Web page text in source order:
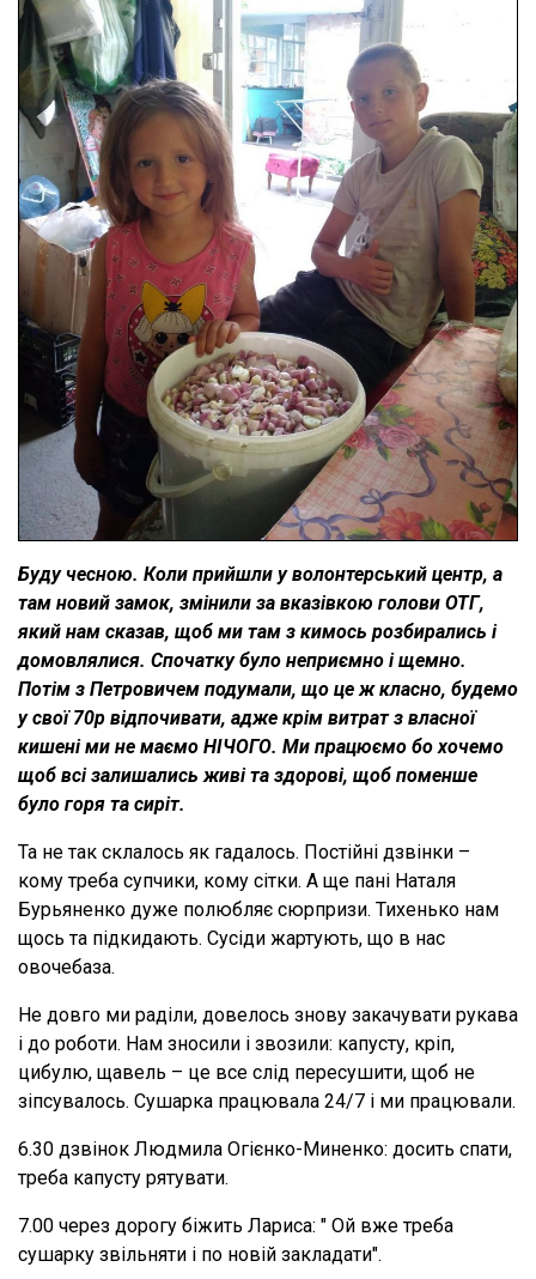
Буду чесною. Коли прийшли у волонтерський центр, а
там новий замок, змінили за вказівкою голови ОТГ,
який нам сказав, щоб ми там з кимось розбирались і
домовлялися. Спочатку було неприємно і щемно.
Потім з Петровичем подумали, що це ж класно, будемо
у свої 70р відпочивати, адже крім витрат з власної
кишені ми не маємо НІЧОГО. Ми працюємо бо хочемо
щоб всі залишались живі та здорові, щоб поменше
було горя та сиріт.
Та не так склалось як гадалось. Постійні дзвінки –
кому треба супчики, кому сітки. А ще пані Наталя
Бурьяненко дуже полюбляє сюрпризи. Тихенько нам
щось та підкидають. Сусіди жартують, що в нас
овочебаза.
Не довго ми раділи, довелось знову закачувати рукава
і до роботи. Нам зносили і звозили: капусту, кріп,
цибулю, щавель – це все слід пересушити, щоб не
зіпсувалось. Сушарка працювала 24/7 і ми працювали.
6.30 дзвінок Людмила Огієнко-Миненко: досить спати,
треба капусту рятувати.
7.00 через дорогу біжить Лариса: " Ой вже треба
сушарку звільняти і по новій закладати".